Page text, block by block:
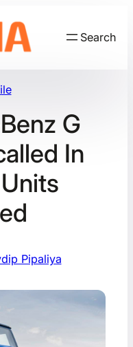
Search
G
In
Pipaliya